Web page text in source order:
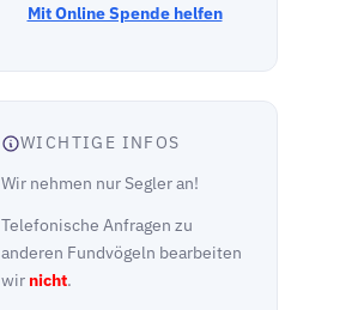
Mit Online Spende helfen
WICHTIGE INFOS
Wir nehmen nur Segler an!
Telefonische Anfragen zu
anderen Fundvögeln bearbeiten
wir nicht.